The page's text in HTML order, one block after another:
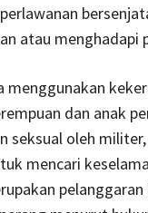
atau menghadapi
menggunakan
dan anak
seksual oleh
mencari